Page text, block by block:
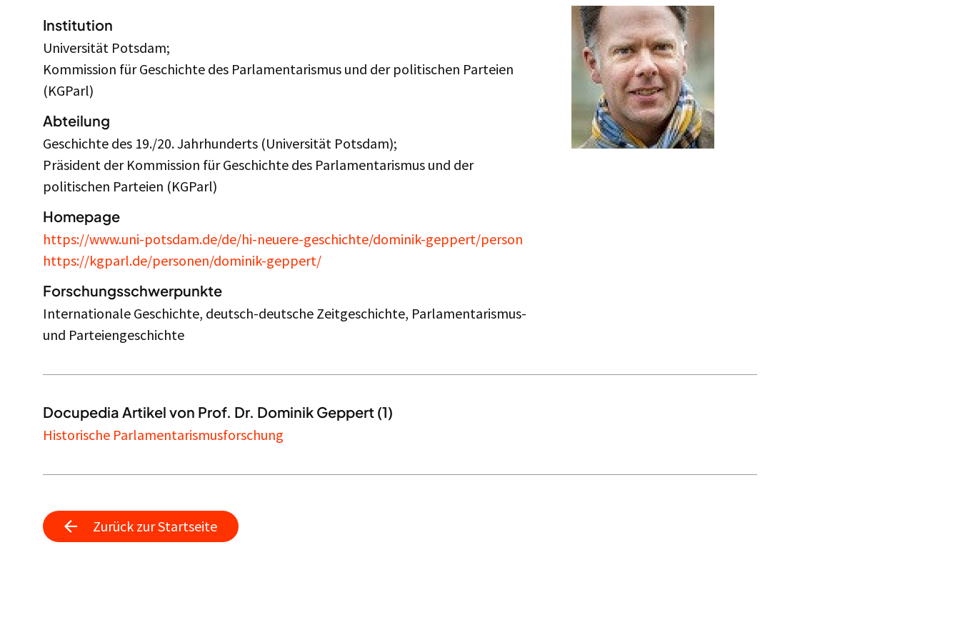
Institution
Universität Potsdam;
Kommission für Geschichte des Parlamentarismus und der politischen Parteien
(KGParl)
Abteilung
Geschichte des 19./20. Jahrhunderts (Universität Potsdam);
Präsident der Kommission für Geschichte des Parlamentarismus und der
politischen Parteien (KGParl)
Homepage
https://www.uni-potsdam.de/de/hi-neuere-geschichte/dominik-geppert/person
https://kgparl.de/personen/dominik-geppert/
Forschungsschwerpunkte
Internationale Geschichte, deutsch-deutsche Zeitgeschichte, Parlamentarismus-
und Parteiengeschichte
Docupedia Artikel von Prof. Dr. Dominik Geppert (1)
Historische Parlamentarismusforschung
Zurück zur Startseite